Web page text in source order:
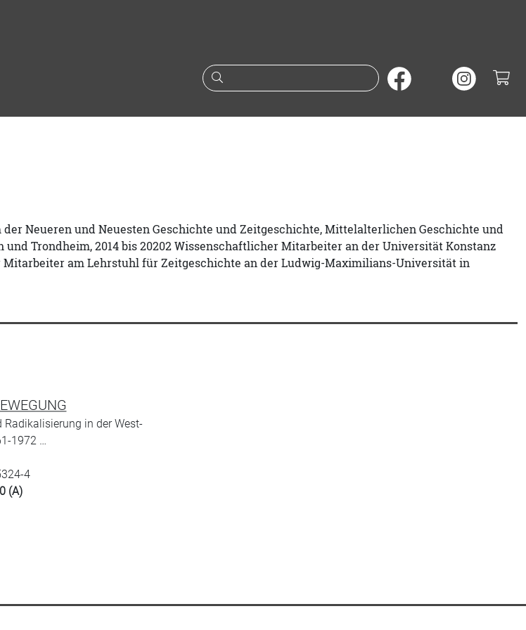
Suche nach Büchern oder
der Neueren und Neuesten Geschichte und Zeitgeschichte, Mittelalterlichen Geschichte und
Trondheim, 2014 bis 20202 Wissenschaftlicher Mitarbeiter an der Universität Konstanz
Mitarbeiter am Lehrstuhl für Zeitgeschichte an der Ludwig-Maximilians-Universität in
Radikalisierung in der West-
1972 …
4
(A)